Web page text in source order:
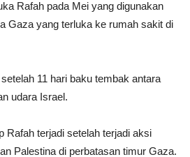
Rafah pada Mei yang digunakan
Gaza yang terluka ke rumah sakit di
11 hari baku tembak antara
udara Israel.
Rafah terjadi setelah terjadi aksi
Palestina di perbatasan timur Gaza.